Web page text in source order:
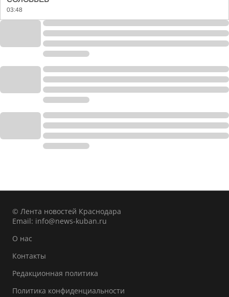
03:48
© Лента новостей Краснодара
Email: info@news-kuban.ru
О нас
Контакты
Редакционная политика
Политика конфиденциальности